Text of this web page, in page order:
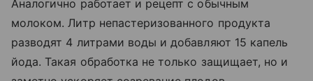
Аналогично работает и рецепт с обычным
молоком. Литр непастеризованного продукта
разводят 4 литрами воды и добавляют 15 капель
йода. Такая обработка не только защищает, но и